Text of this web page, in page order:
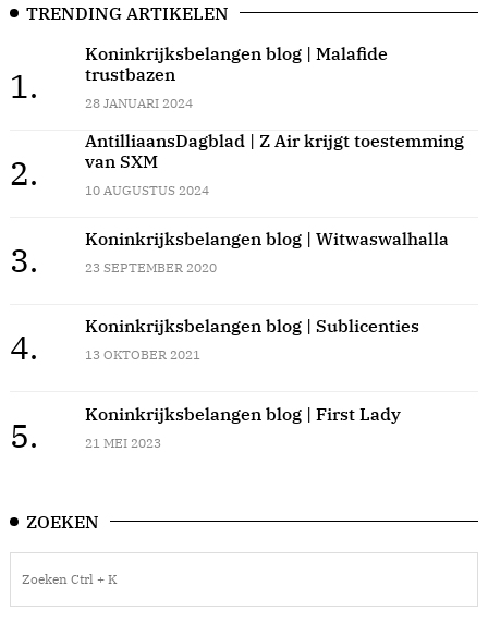
TRENDING ARTIKELEN
1.
Koninkrijksbelangen blog | Malafide
trustbazen
28 JANUARI 2024
2.
AntilliaansDagblad | Z Air krijgt toestemming
van SXM
10 AUGUSTUS 2024
3.
Koninkrijksbelangen blog | Witwaswalhalla
23 SEPTEMBER 2020
4.
Koninkrijksbelangen blog | Sublicenties
13 OKTOBER 2021
5.
Koninkrijksbelangen blog | First Lady
21 MEI 2023
ZOEKEN